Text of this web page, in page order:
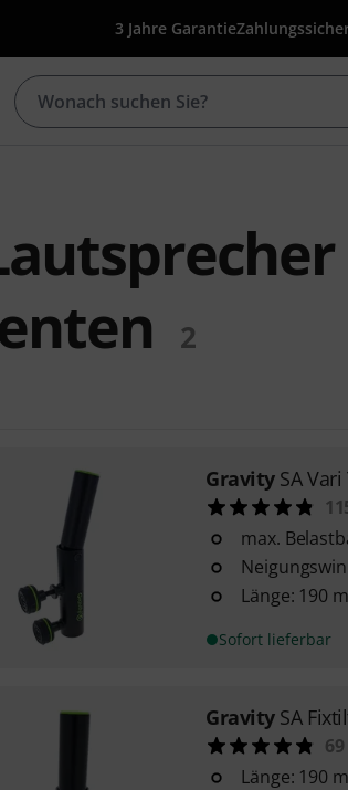
3 Jahre Garantie
2
Gravity SA
max.
Länge: 190
Sofort lieferbar
Gravity SA
69
Länge: 190